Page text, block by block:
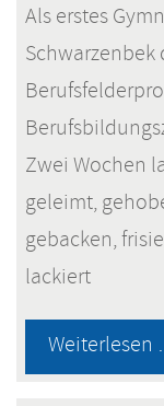
Als erstes
Schwarzenbek
Zwei Wochen
geleimt,
gebacken,
lackiert